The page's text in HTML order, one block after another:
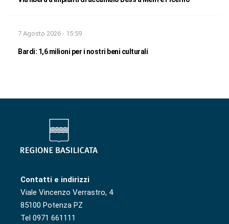
7 Agosto 2026 - 15:59
Bardi: 1,6 milioni per i nostri beni culturali
Contatti e indirizzi
Viale Vincenzo Verrastro, 4
85100 Potenza PZ
Tel 0971 661111